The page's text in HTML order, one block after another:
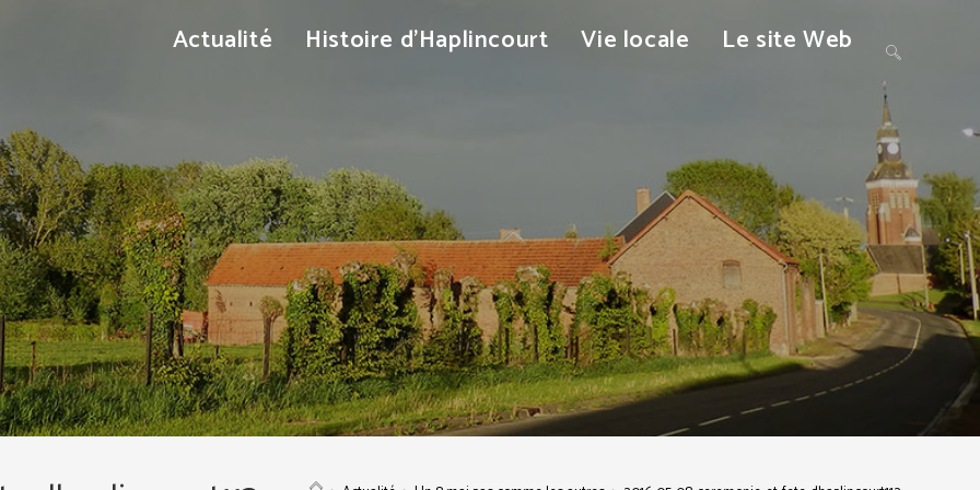
Actualité Histoire d’Haplincourt Vie locale Le site Web Toggle
website
search